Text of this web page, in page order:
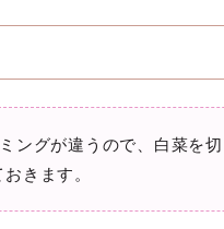
ングが違うので、白菜を
きます。